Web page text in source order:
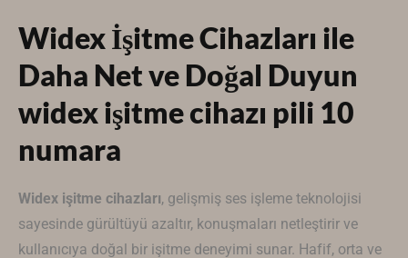
Widex İşitme Cihazları ile
Daha Net ve Doğal Duyun
widex işitme cihazı pili 10
numara
Widex işitme cihazları, gelişmiş ses işleme teknolojisi
sayesinde gürültüyü azaltır, konuşmaları netleştirir ve
kullanıcıya doğal bir işitme deneyimi sunar. Hafif, orta ve